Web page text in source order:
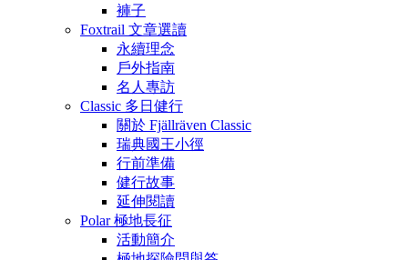
褲子
Foxtrail 文章選讀
永續理念
戶外指南
名人專訪
Classic 多日健行
關於 Fjällräven Classic
瑞典國王小徑
行前準備
健行故事
延伸閱讀
Polar 極地長征
活動簡介